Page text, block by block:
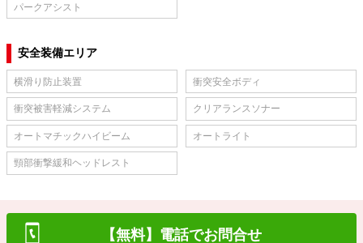
パークアシスト
安全装備エリア
横滑り防止装置 衝突安全ボディ
衝突被害軽減システム クリアランスソナー
オートマチックハイビーム オートライト
頸部衝撃緩和ヘッドレスト
【無料】電話でお問合せ